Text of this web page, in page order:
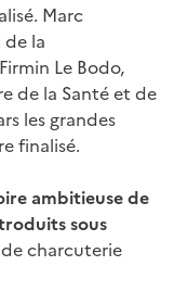
Marc
de la
Le Bodo,
de la Santé et de
les grandes
finalisé.
ambitieuse de
sous
charcuterie